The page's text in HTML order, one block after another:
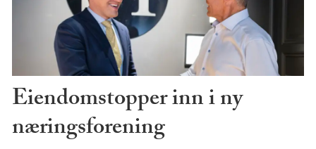
Eiendomstopper inn i ny
næringsforening